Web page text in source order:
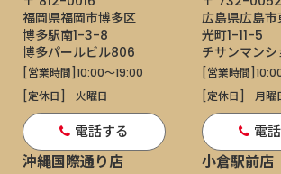
福岡県福岡市博多区
博多駅南1-3-8
博多パールビル806
[営業時間]10:00～19:00
[定休日]
火曜日
電話する
広島県広島市
光町1-11-5
チサンマンシ
[営業時間]
[定休日]
月曜
電
沖縄国際通り店 小倉駅前店